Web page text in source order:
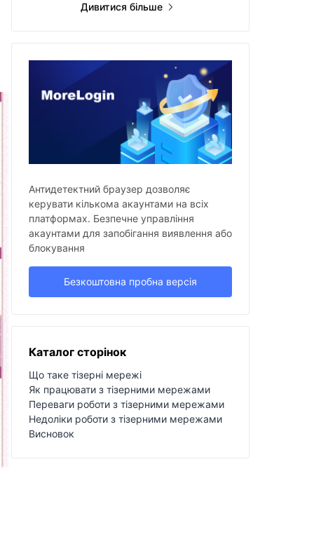
Дивитися більше
Антидетектний браузер дозволяє
керувати кількома акаунтами на всіх
платформах. Безпечне управління
акаунтами для запобігання виявлення або
блокування
Безкоштовна пробна версія
Каталог сторінок
Що таке тізерні мережі
Як працювати з тізерними мережами
Переваги роботи з тізерними мережами
Недоліки роботи з тізерними мережами
Висновок